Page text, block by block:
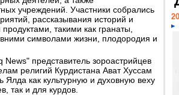
учреждений. Участники собрались
рассказывания историй и
такими как гранаты,
символами жизни, плодородия и
представитель зороастрийцев
религий Курдистана Ават Хуссам
Ялда как культурную и духовную веху
так и для курдов.